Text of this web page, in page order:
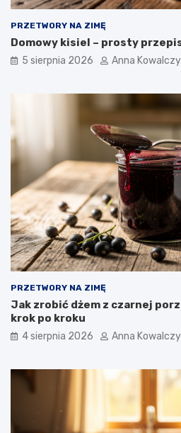
PRZETWORY NA ZIMĘ
Domowy kisiel – prosty
5 sierpnia 2026 Anna
PRZETWORY NA ZIMĘ
Jak zrobić dżem z czarnej
krok po kroku
4 sierpnia 2026 Anna